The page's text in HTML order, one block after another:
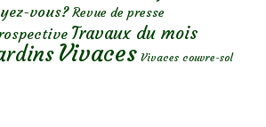
vous? Revue de presse
Travaux du mois
Vivaces Vivaces couvre-sol